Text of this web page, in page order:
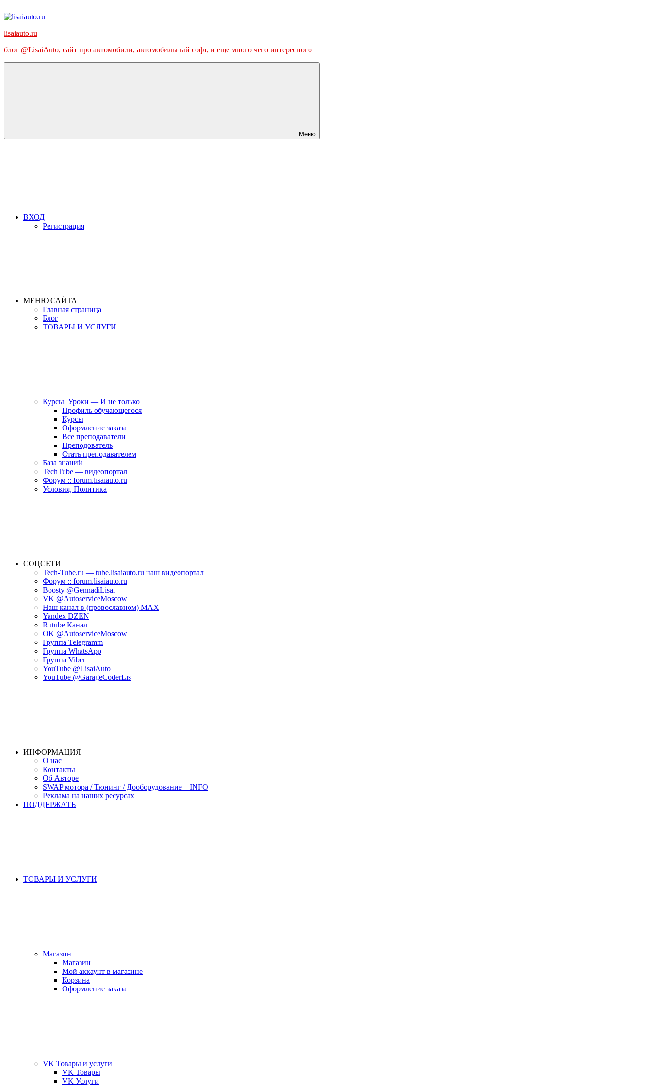
к
lisaiauto.ru
блог @LisaiAuto, сайт про автомобили, автомобильный софт, и еще много чего интересного
Меню
ВХОД
Регистрация
МЕНЮ САЙТА
Главная страница
Блог
ТОВАРЫ И УСЛУГИ
Курсы, Уроки — И не только
Профиль обучающегося
Курсы
Оформление заказа
Все преподаватели
Преподователь
Стать преподавателем
База знаний
TechTube — видеопортал
Форум :: forum.lisaiauto.ru
Условия, Политика
СОЦСЕТИ
Tech-Tube.ru — tube.lisaiauto.ru наш видеопортал
Форум :: forum.lisaiauto.ru
Boosty @GennadiLisai
VK @AutoserviceMoscow
Наш канал в (провославном) MAX
Yandex DZEN
Rutube Канал
OK @AutoserviceMoscow
Группа Telegramm
Группа WhatsApp
Группа Viber
YouTube @LisaiAuto
YouTube @GarageCoderLis
ИНФОРМАЦИЯ
О нас
Контакты
Об Авторе
SWAP мотора / Тюнинг / Дооборудование – INFO
Реклама на наших ресурсах
ПОДДЕРЖАTЬ
ТОВАРЫ И УСЛУГИ
Магазин
Магазин
Мой аккаунт в магазине
Корзина
Оформление заказа
VK Товары и услуги
VK Товары
VK Услуги